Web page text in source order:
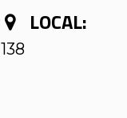
LOCAL:
138